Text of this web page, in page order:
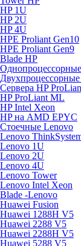
HP 1U
HP 2U
HP 4U
HPE Proliant Gen10
HPE Proliant Gen9
Blade HP
Сервера HP
HP ProLiant ML
HP Intel Xeon
HP на AMD EPYC
Стоечные Lenovo
Lenovo
Lenovo 1U
Lenovo 2U
Lenovo 4U
Lenovo Tower
Lenovo Intel Xeon
Blade -Lenovo
Huawei Fusion
Huawei 1288H V5
Huawei 2288 V5
Huawei 2288H V5
Huawei 5288 V5